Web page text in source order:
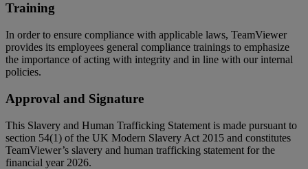
Training
In order to ensure compliance with applicable laws, TeamViewer
provides its employees general compliance trainings to emphasize
the importance of acting with integrity and in line with our internal
policies.
Approval and Signature
This Slavery and Human Trafficking Statement is made pursuant to
section 54(1) of the UK Modern Slavery Act 2015 and constitutes
TeamViewer’s slavery and human trafficking statement for the
financial year 2026.